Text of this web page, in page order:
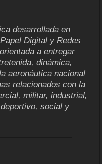
desarrollada en
Digital y Redes
a entregar
dinámica,
aeronáutica nacional
relacionados con la
militar, industrial,
social y